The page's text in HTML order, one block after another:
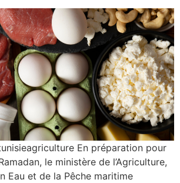
En préparation pour
le ministère de l’Agriculture,
Eau et de la Pêche maritime